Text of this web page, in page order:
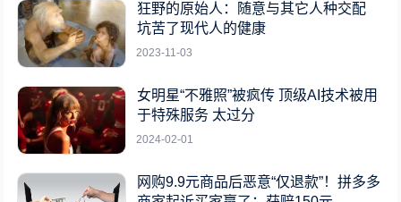
狂野的原始人：随意与其它人种交配
坑苦了现代人的健康
2023-11-03
女明星“不雅照”被疯传 顶级AI技术被用
于特殊服务 太过分
2024-02-01
网购9.9元商品后恶意“仅退款”！拼多多